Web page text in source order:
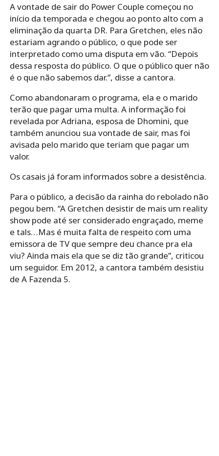
A vontade de sair do Power Couple começou no
início da temporada e chegou ao ponto alto com a
eliminação da quarta DR. Para Gretchen, eles não
estariam agrando o público, o que pode ser
interpretado como uma disputa em vão. “Depois
dessa resposta do público. O que o público quer não
é o que não sabemos dar.”, disse a cantora.
Como abandonaram o programa, ela e o marido
terão que pagar uma multa. A informação foi
revelada por Adriana, esposa de Dhomini, que
também anunciou sua vontade de sair, mas foi
avisada pelo marido que teriam que pagar um
valor.
Os casais já foram informados sobre a desistência.
Para o público, a decisão da rainha do rebolado não
pegou bem. “A Gretchen desistir de mais um reality
show pode até ser considerado engraçado, meme
e tals…Mas é muita falta de respeito com uma
emissora de TV que sempre deu chance pra ela
viu? Ainda mais ela que se diz tão grande”, criticou
um seguidor. Em 2012, a cantora também desistiu
de A Fazenda 5.